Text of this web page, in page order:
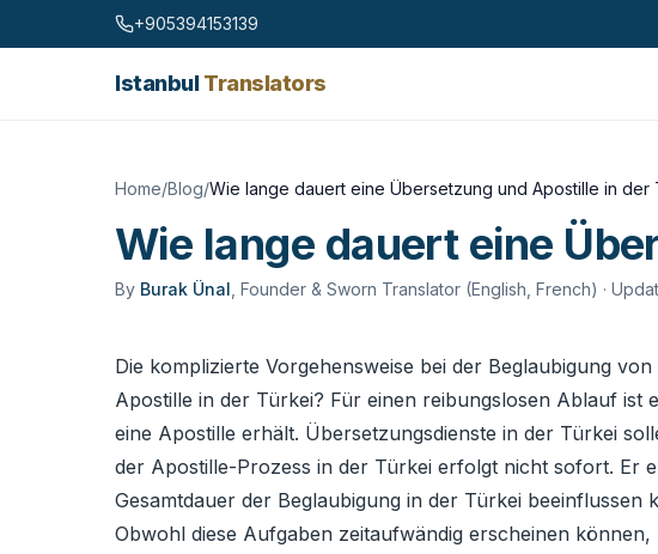
Skip to content +905394153139
IstanbulTranslators
Home/Blog/Wie lange dauert eine Übersetzung und Apostille in der
Wie lange dauert eine
By Burak Ünal Founder & Sworn Translator (English, French) ·
Die komplizierte Vorgehensweise bei der Beglaubigung
Apostille in der Türkei? Für einen reibungslosen Ablauf
eine Apostille erhält. Übersetzungsdienste in der Türkei
der Apostille-Prozess in der Türkei erfolgt nicht sofort. Er
Gesamtdauer der Beglaubigung in der Türkei beeinflussen
Obwohl diese Aufgaben zeitaufwändig erscheinen